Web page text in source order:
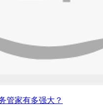
管家有多强大？